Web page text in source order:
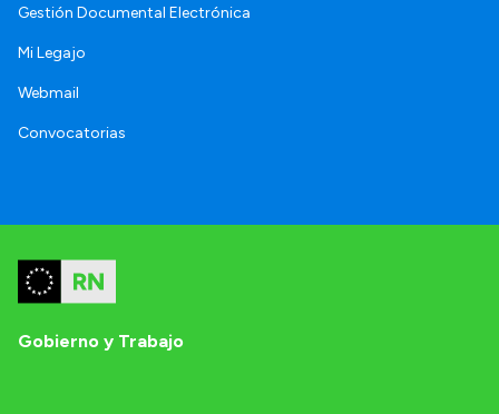
Gestión Documental Electrónica
Mi Legajo
Webmail
Convocatorias
Gobierno y Trabajo